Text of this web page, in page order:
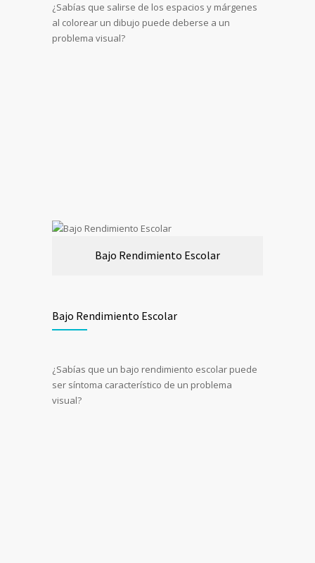
¿Sabías que salirse de los espacios y márgenes
al colorear un dibujo puede deberse a un
problema visual?
Bajo Rendimiento Escolar
Bajo Rendimiento Escolar
¿Sabías que un bajo rendimiento escolar puede
ser síntoma característico de un problema
visual?